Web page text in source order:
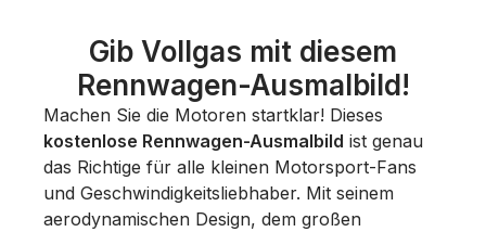
Gib Vollgas mit diesem
Rennwagen-Ausmalbild!
Machen Sie die Motoren startklar! Dieses
kostenlose Rennwagen-Ausmalbild ist genau
das Richtige für alle kleinen Motorsport-Fans
und Geschwindigkeitsliebhaber. Mit seinem
aerodynamischen Design, dem großen